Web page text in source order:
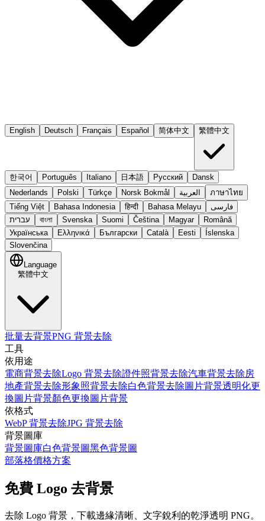
English Deutsch Français Español 简体中文 繁體中文
한국어 Português Italiano 日本語 Русский
Dansk
Nederlands
Polski Türkçe Norsk Bokmål العربية
ภาษาไทย
Tiếng Việt
Bahasa Indonesia हिन्दी Bahasa Melayu
فارسی
עברית
বাংলা Svenska Suomi Čeština Magyar
Română
Українська
Ελληνικά Български Català Eesti
Íslenska
Slovenčina
Language
繁體中文
批量去背景PNG 背景去除
工具
依用途
電商背景去除Logo 背景去除證件照背景去除汽車背景去除房
地產背景去除形象照背景去除白色背景去除圖片背景透明化更
換圖片背景顏色更換圖片背景
依格式
WebP 背景去除JPG 背景去除
背景圖庫
背景圖庫白色背景圖黑色背景圖
部落格價格方案
免費 Logo 去背景
去除 Logo 背景，下載邊緣清晰、文字銳利的乾淨透明 PNG。